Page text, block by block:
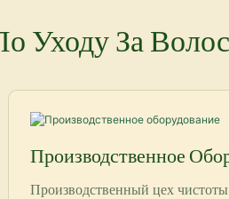
Уходу За
Производственное
Производственный цех